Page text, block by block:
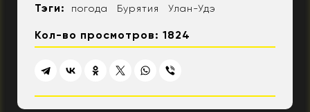
Тэги: погода Бурятия Улан-Удэ
Кол-во просмотров: 1824